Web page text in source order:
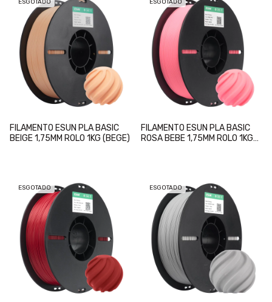
ESGOTADO
FILAMENTO ESUN PLA BASIC
BEIGE 1,75MM ROLO 1KG (BEGE)
ESGOTADO
FILAMENTO ESUN PLA BASIC
ROSA BEBE 1,75MM ROLO 1KG
ESGOTADO ESGOTADO